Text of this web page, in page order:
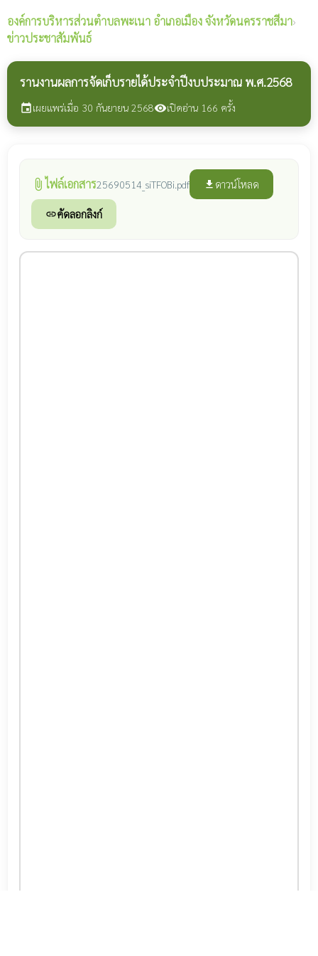
องค์การบริหารส่วนตำบลพะเนา อำเภอเมือง จังหวัดนครราชสีมา›
ข่าวประชาสัมพันธ์
รานงานผลการจัดเก็บรายได้ประจำปีงบประมาณ พ.ศ.2568
eventเผยแพร่เมื่อ 30 กันยายน 2568visibilityเปิดอ่าน 166 ครั้ง
attach_file ไฟล์เอกสาร25690514_siTFOBi.pdf file_download ดาวน์โหลด
linkคัดลอกลิงก์